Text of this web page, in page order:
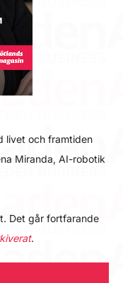
livet och framtiden
Miranda, AI-robotik
Det går fortfarande
.